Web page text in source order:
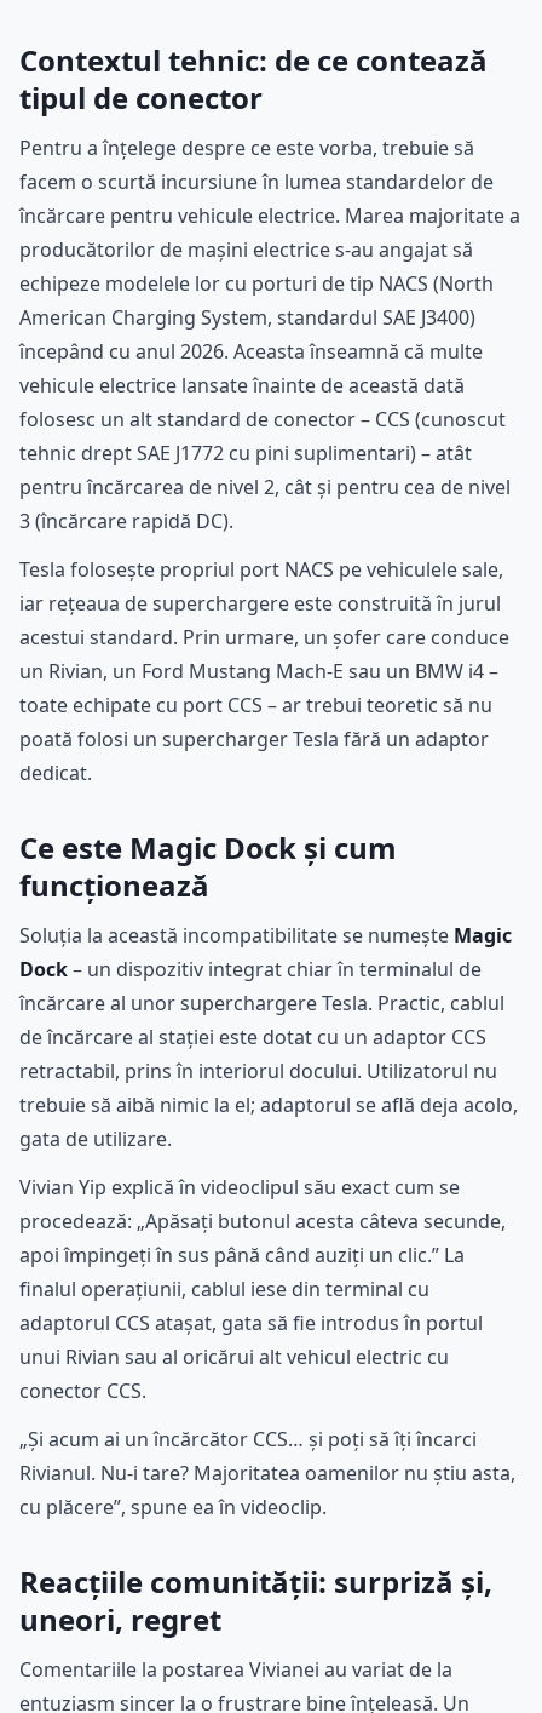
Contextul tehnic: de ce contează
tipul de conector
Pentru a înțelege despre ce este vorba, trebuie să
facem o scurtă incursiune în lumea standardelor de
încărcare pentru vehicule electrice. Marea majoritate a
producătorilor de mașini electrice s-au angajat să
echipeze modelele lor cu porturi de tip NACS (North
American Charging System, standardul SAE J3400)
începând cu anul 2026. Aceasta înseamnă că multe
vehicule electrice lansate înainte de această dată
folosesc un alt standard de conector – CCS (cunoscut
tehnic drept SAE J1772 cu pini suplimentari) – atât
pentru încărcarea de nivel 2, cât și pentru cea de nivel
3 (încărcare rapidă DC).
Tesla folosește propriul port NACS pe vehiculele sale,
iar rețeaua de superchargere este construită în jurul
acestui standard. Prin urmare, un șofer care conduce
un Rivian, un Ford Mustang Mach-E sau un BMW i4 –
toate echipate cu port CCS – ar trebui teoretic să nu
poată folosi un supercharger Tesla fără un adaptor
dedicat.
Ce este Magic Dock și cum
funcționează
Soluția la această incompatibilitate se numește Magic
Dock– un dispozitiv integrat chiar în terminalul de
încărcare al unor superchargere Tesla. Practic, cablul
de încărcare al stației este dotat cu un adaptor CCS
retractabil, prins în interiorul docului. Utilizatorul nu
trebuie să aibă nimic la el; adaptorul se află deja acolo,
gata de utilizare.
Vivian Yip explică în videoclipul său exact cum se
procedează: „Apăsați butonul acesta câteva secunde,
apoi împingeți în sus până când auziți un clic.” La
finalul operațiunii, cablul iese din terminal cu
adaptorul CCS atașat, gata să fie introdus în portul
unui Rivian sau al oricărui alt vehicul electric cu
conector CCS.
„Și acum ai un încărcător CCS… și poți să îți încarci
Rivianul. Nu-i tare? Majoritatea oamenilor nu știu asta,
cu plăcere”, spune ea în videoclip.
Reacțiile comunității: surpriză și,
uneori, regret
Comentariile la postarea Vivianei au variat de la
entuziasm sincer la o frustrare bine înțeleasă. Un